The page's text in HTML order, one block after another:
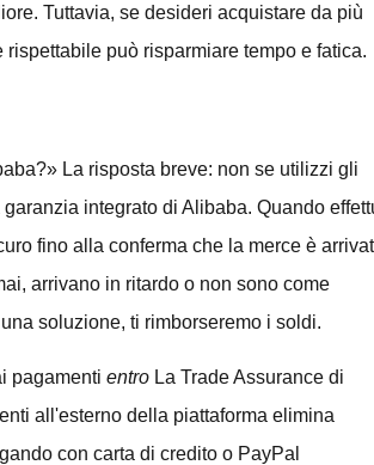
Tuttavia, se desideri acquistare da più
può risparmiare tempo e fatica.
La risposta breve: non se utilizzi gli
integrato di Alibaba. Quando
fino alla conferma che la merce è
arrivano in ritardo o non sono come
soluzione, ti rimborseremo i soldi.
pagamenti entro La Trade Assurance di
all'esterno della piattaforma elimina
con carta di credito o PayPal